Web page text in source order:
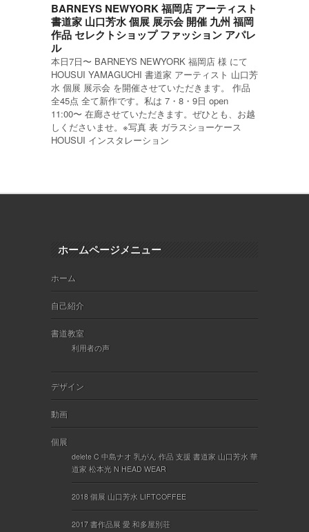
BARNEYS NEWYORK 福岡店 アーティスト
書道家 山口芳水 個展 展示会 開催 九州 福岡
作品 セレクトショップ ファッション アパレ
ル
本日7日〜 BARNEYS NEWYORK 福岡店 様 にて
HOUSUI YAMAGUCHI 書道家 アーティスト 山口芳
水 個展 展示会 を開催させていただきます。 作品
全45点 全て新作です。私は 7・8・9日 open
11:00〜 在廊させていただきます。ぜひとも、お越
しくださいませ。※写真 表 ガラスショーケース
HOUSUI インスタレーション
ホームページメニュー
ホーム
自己紹介
書道教室
利用者の声
デザイン
動画
個展
delete C 中島ナオ 乳がん 作品 支援 書道家 山口芳水 華
道家 松本光 N HEAD WEAR
2018 個展 山口芳水 LIFTCOFFEE
2017 書作品展 愛 和多屋別荘